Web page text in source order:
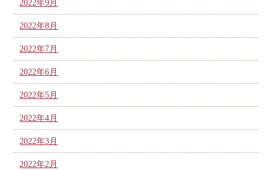
2022年9月
2022年8月
2022年7月
2022年6月
2022年5月
2022年4月
2022年3月
2022年2月